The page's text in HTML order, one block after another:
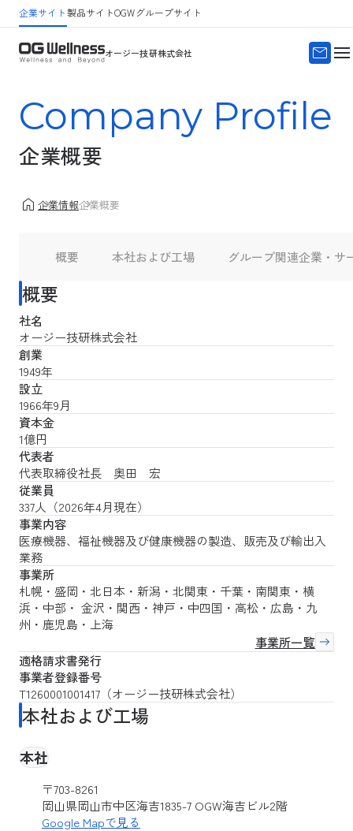
企業サイト製品サイトOGWグループサイト
オージー技研株式会社
サイトマップ
よくある質問
Company Profile
企業概要
企業情報企業概要
概要
社名
オージー技研株式会社
創業
1949年
設立
1966年9月
資本金
1億円
代表者
代表取締役社長 奥田 宏
従業員
337人（2026年4月現在）
事業内容
医療機器、福祉機器及び健康機器の製造、販売及び輸出入
業務
事業所
札幌・盛岡・北日本・新潟・北関東・千葉・南関東・横
浜・中部・ 金沢・関西・神戸・中四国・高松・広島・九
州・鹿児島・上海
事業所一覧
適格請求書発行
事業者登録番号
T1260001001417（オージー技研株式会社）
本社および工場
本社
〒703-8261
岡山県岡山市中区海吉1835-7 OGW海吉ビル2階
Google Mapで見る
概要 本社および工場 グループ関連企業・サ